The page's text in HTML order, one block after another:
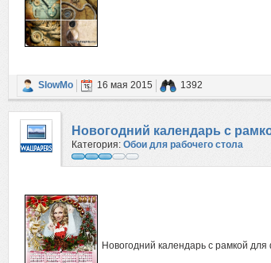
SlowMo 16 мая 2015 1392
Новогодний календарь с
Категория: Обои для рабочего стола
Новогодний календарь с рамкой